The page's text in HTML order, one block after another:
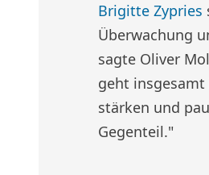
Brigitte Zypries
Überwachung
sagte Oliver
geht insgesamt
stärken und
Gegenteil."